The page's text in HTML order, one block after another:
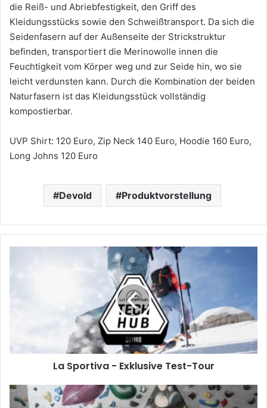
die Reiß- und Abriebfestigkeit, den Griff des
Kleidungsstücks sowie den Schweißtransport. Da sich die
Seidenfasern auf der Außenseite der Strickstruktur
befinden, transportiert die Merinowolle innen die
Feuchtigkeit vom Körper weg und zur Seide hin, wo sie
leicht verdunsten kann. Durch die Kombination der beiden
Naturfasern ist das Kleidungsstück vollständig
kompostierbar.
UVP Shirt: 120 Euro, Zip Neck 140 Euro, Hoodie 160 Euro,
Long Johns 120 Euro
Devold Produktvorstellung
La Sportiva - Exklusive Test-Tour
Das
Edelweiss